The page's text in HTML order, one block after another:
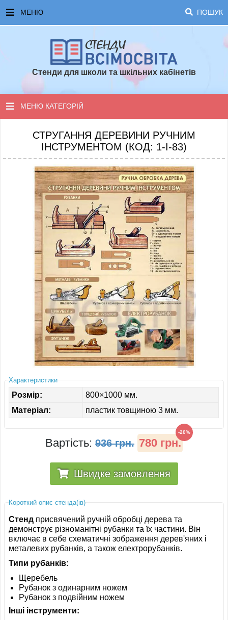
МЕНЮ ПОШУК
ЧАСТІ ЗАПИТАННЯ ТА ВІДПОВІДІ
ТОПОВІ ПРОПОЗИЦІЇ
Стенди для школи та шкільних кабінетів
МЕНЮ КАТЕГОРІЙ
СТЕНДИ ДЛЯ НУШ
СТЕНДИ ДЛЯ ПОЧАТКОВОЇ ШКОЛИ
СТЕНДИ ДЛЯ КАБІНЕТІВ
СТЕНДИ ДЛЯ ШКОЛИ
ІНШЕ
СТРУГАННЯ ДЕРЕВИНИ РУЧНИМ
ІНСТРУМЕНТОМ (КОД: 1-І-83)
Характеристики
Розмір:
800×1000 мм.
Матеріал:
пластик товщиною 3 мм.
Вартість: 936 грн. 780 грн.
-20%
Швидке замовлення
Короткий опис стенда(ів)
Стенд присвячений ручній обробці дерева та
демонструє різноманітні рубанки та їх частини. Він
включає в себе схематичні зображення дерев'яних і
металевих рубанків, а також електрорубанків.
Типи рубанків:
Щеребель
Рубанок з одинарним ножем
Рубанок з подвійним ножем
Інші інструменти: